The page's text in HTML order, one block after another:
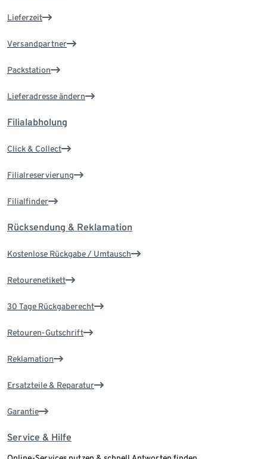
Lieferzeit
Versandpartner
Packstation
Lieferadresse ändern
Filialabholung
Click & Collect
Filialreservierung
Filialfinder
Rücksendung & Reklamation
Kostenlose Rückgabe / Umtausch
Retourenetikett
30 Tage Rückgaberecht
Retouren-Gutschrift
Reklamation
Ersatzteile & Reparatur
Garantie
Service & Hilfe